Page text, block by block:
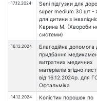
17.12.2024
Seni підгузки для
super medium 30 шт -
для дитини з
Карина М. (Хвороби
системи)
16.12.2024
Благодійна допомога
придбання
витратних медичних
матеріалів згідно
від 16.12.2024р. для
Офтальміка
14.12.2024
Колістин порошок по